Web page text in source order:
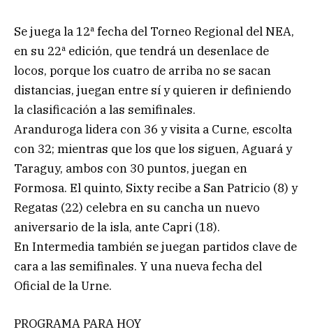
Se juega la 12ª fecha del Torneo Regional del NEA,
en su 22ª edición, que tendrá un desenlace de
locos, porque los cuatro de arriba no se sacan
distancias, juegan entre sí y quieren ir definiendo
la clasificación a las semifinales.
Aranduroga lidera con 36 y visita a Curne, escolta
con 32; mientras que los que los siguen, Aguará y
Taraguy, ambos con 30 puntos, juegan en
Formosa. El quinto, Sixty recibe a San Patricio (8) y
Regatas (22) celebra en su cancha un nuevo
aniversario de la isla, ante Capri (18).
En Intermedia también se juegan partidos clave de
cara a las semifinales. Y una nueva fecha del
Oficial de la Urne.
PROGRAMA PARA HOY